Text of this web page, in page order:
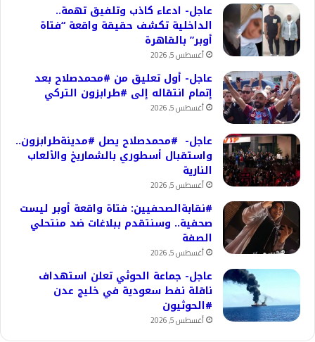
عاجل- ادعاء كاذب وتلفيق تهمة..
الداخلية تكشف حقيقة واقعة “فتاة
أوبر” بالقاهرة
أغسطس 5, 2026
عاجل- أول تعليق من #محمدصلاح بعد
إتمام انتقاله إلى #طرابزون التركي
أغسطس 5, 2026
عاجل- #محمدصلاح يصل #مدينةطرابزون..
واستقبال أسطوري بالشماريخ والألعاب
النارية
أغسطس 5, 2026
#نقابةالصحفيين: فتاة واقعة أوبر ليست
صحفية.. وسنتقدم ببلاغات ضد منتحلي
الصفة
أغسطس 5, 2026
عاجل- جماعة الحوثي تعلن استهداف
ناقلة نفط سعودية في خليج عدن
#الحوثيون
أغسطس 5, 2026